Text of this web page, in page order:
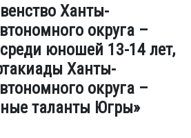
Ханты-
округа –
юношей 13-14 лет,
Ханты-
округа –
таланты Югры»